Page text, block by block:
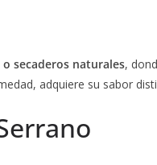
secaderos naturales,
adquiere su sabor